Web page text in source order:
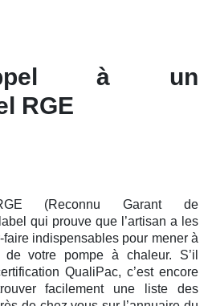
à un
RGE
(Reconnu Garant de
qui prouve que l’artisan a les
indispensables pour mener à
votre pompe à chaleur. S’il
QualiPac, c’est encore
facilement une liste des